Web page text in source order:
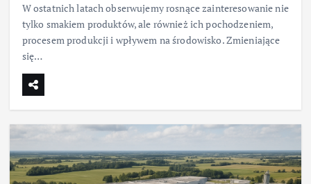
W ostatnich latach obserwujemy rosnące zainteresowanie nie
tylko smakiem produktów, ale również ich pochodzeniem,
procesem produkcji i wpływem na środowisko. Zmieniające
się…